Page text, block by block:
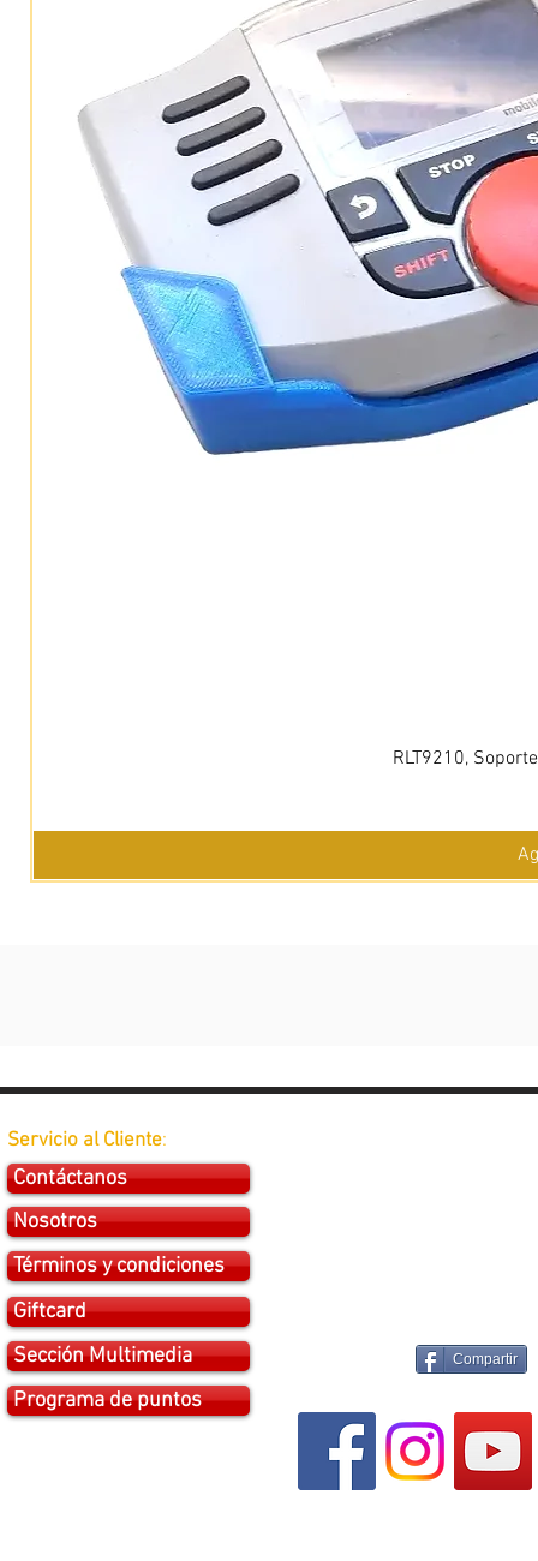
RLT9210,
Servicio al Cliente:
Contáctanos
Nosotros
Términos y condiciones
Giftcard
Sección Multimedia
Programa de puntos
Compartir